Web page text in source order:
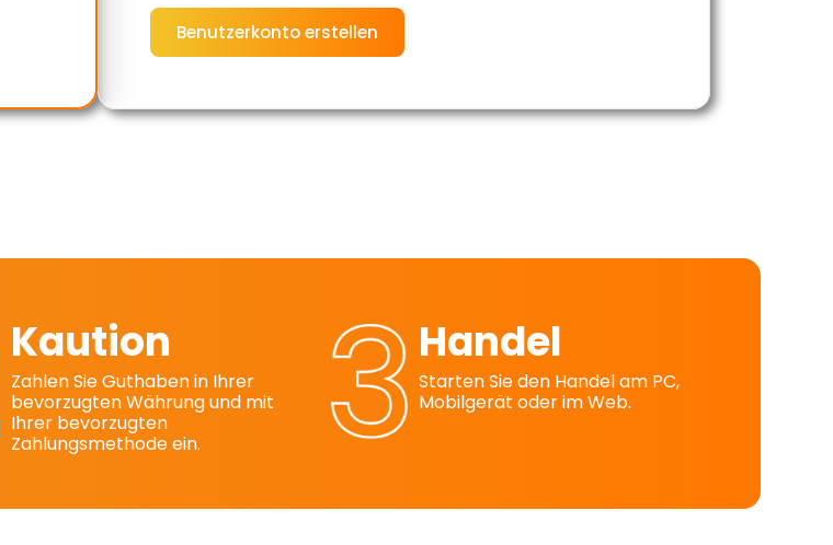
Benutzerkonto erstellen
Kaution
Zahlen Sie Guthaben in Ihrer
bevorzugten Währung und mit
Ihrer bevorzugten
Zahlungsmethode ein.
Handel
Starten Sie den Handel am PC,
Mobilgerät oder im Web.